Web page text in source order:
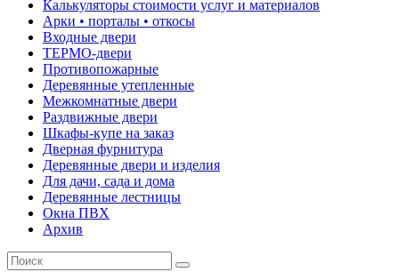
Калькуляторы стоимости услуг и материалов
Арки • порталы • откосы
Входные двери
ТЕРМО-двери
Противопожарные
Деревянные утепленные
Межкомнатные двери
Раздвижные двери
Шкафы-купе на заказ
Дверная фурнитура
Деревянные двери и изделия
Для дачи, сада и дома
Деревянные лестницы
Окна ПВХ
Архив